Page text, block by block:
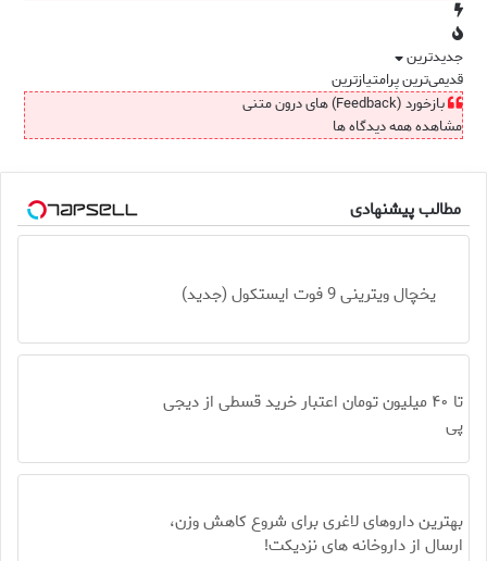
جدیدترین
قدیمی‌ترینپرامتیازترین
بازخورد (Feedback) های درون متنی
مشاهده همه دیدگاه ها
مطالب پیشنهادی
یخچال ویترینی 9 فوت ایستکول (جدید)
تا ۴۰ میلیون تومان اعتبار خرید قسطی از دیجی
پی
بهترین داروهای لاغری برای شروع کاهش وزن،
ارسال از داروخانه های نزدیکت!